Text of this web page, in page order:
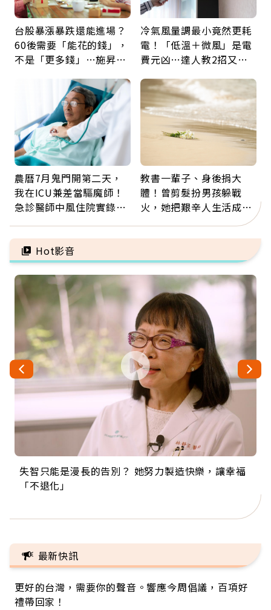
台股暴漲暴跌還能進場？
60後需要「能花的錢」，
不是「更多錢」…施昇
冷氣風量調最小竟然更耗
電！「低溫＋微風」是電
費元凶…達人教2招又涼
農曆7月鬼門開第二天，
我在ICU兼差當驅魔師！
急診醫師中風住院實錄：
教書一輩子、身後捐大
體！曾剪髮扮男孩躲戰
火，她把艱辛人生活成風
景：生命價值在於成為祝
福
Hot影音
失智只能是漫長的告別？ 她努力製造快樂，讓幸福
「不退化」
來自剛果的巧克力神父 為台灣奉獻36年 「台灣是我
的家，我連作夢都講台語！」
63歲卸矽谷副總、搬回台灣找快樂！「蛋黃哥小
丑」走進安養院，逗樂上萬爺奶：退休後才開始真
104歲打破金氏世界紀錄 成為全球最年長羽球選
手，分享長壽的秘密原來是「這個」
事業巔峰他選擇追夢…黑手阿伯拉小提琴還登上小
巨蛋！連CNN都大讚！
最新快訊
更好的台灣，需要你的聲音。響應今周倡議，百項好
禮帶回家！